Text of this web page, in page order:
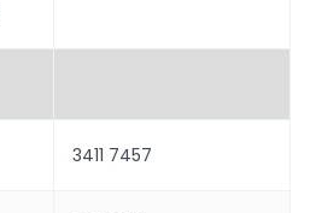
3411 7457